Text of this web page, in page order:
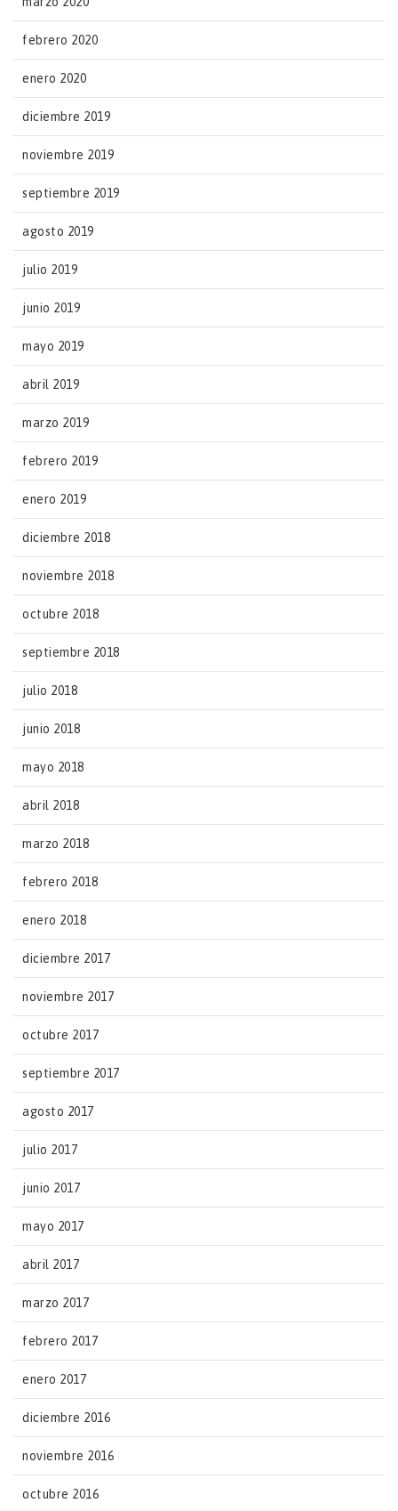
febrero 2020
enero 2020
diciembre 2019
noviembre 2019
septiembre 2019
agosto 2019
julio 2019
junio 2019
mayo 2019
abril 2019
marzo 2019
febrero 2019
enero 2019
diciembre 2018
noviembre 2018
octubre 2018
septiembre 2018
julio 2018
junio 2018
mayo 2018
abril 2018
marzo 2018
febrero 2018
enero 2018
diciembre 2017
noviembre 2017
octubre 2017
septiembre 2017
agosto 2017
julio 2017
junio 2017
mayo 2017
abril 2017
marzo 2017
febrero 2017
enero 2017
diciembre 2016
noviembre 2016
octubre 2016